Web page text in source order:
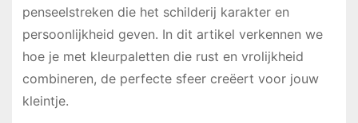
penseelstreken die het schilderij karakter en
persoonlijkheid geven. In dit artikel verkennen we
hoe je met kleurpaletten die rust en vrolijkheid
combineren, de perfecte sfeer creëert voor jouw
kleintje.